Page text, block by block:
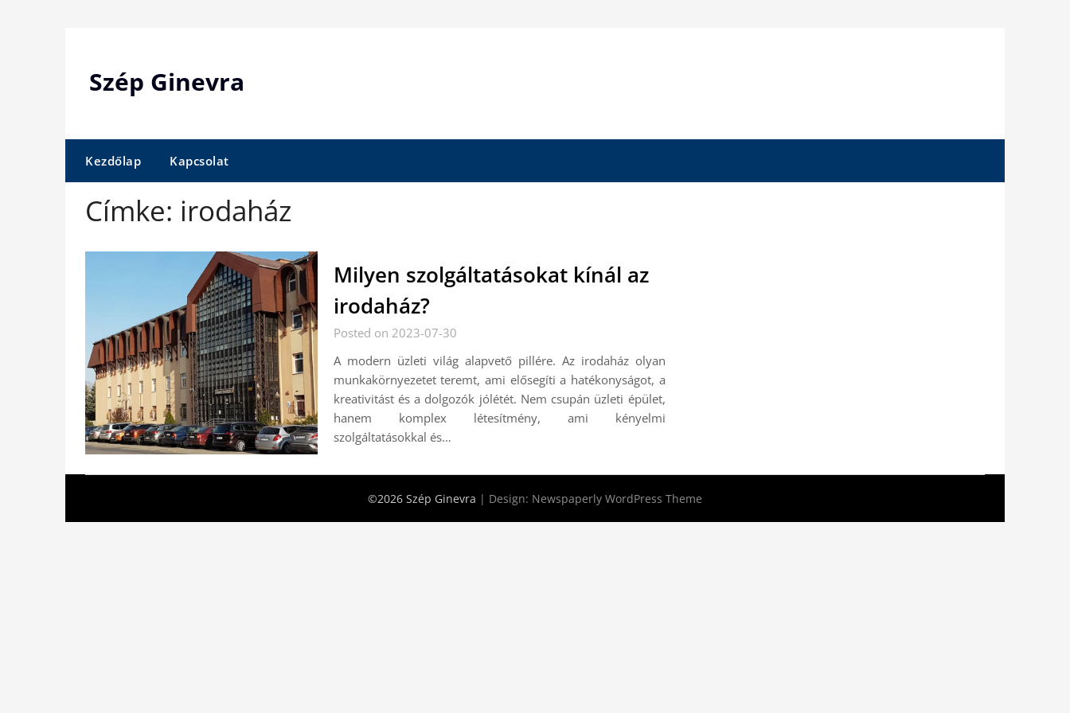
Szép Ginevra
Kezdőlap Kapcsolat
Címke: irodaház
Milyen szolgáltatásokat kínál az
irodaház?
Posted on 2023-07-30
A modern üzleti világ alapvető pillére. Az irodaház olyan
munkakörnyezetet teremt, ami elősegíti a hatékonyságot, a
kreativitást és a dolgozók jólétét. Nem csupán üzleti épület,
hanem komplex létesítmény, ami kényelmi
szolgáltatásokkal és…
©2026 Szép Ginevra | Design: Newspaperly WordPress Theme